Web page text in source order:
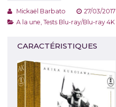
Mickaël Barbato
27/03/2017
A la une Tests Blu-ray/Blu-ray 4K
CARACTÉRISTIQUES